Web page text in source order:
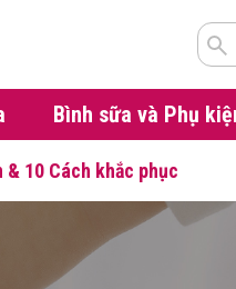
Bình sữa và Phụ
& 10 Cách khắc phục